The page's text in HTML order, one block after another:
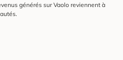
générés sur Vaolo reviennent à